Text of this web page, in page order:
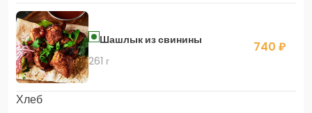
Шашлык из свинины
261 г
740 ₽
Хлеб